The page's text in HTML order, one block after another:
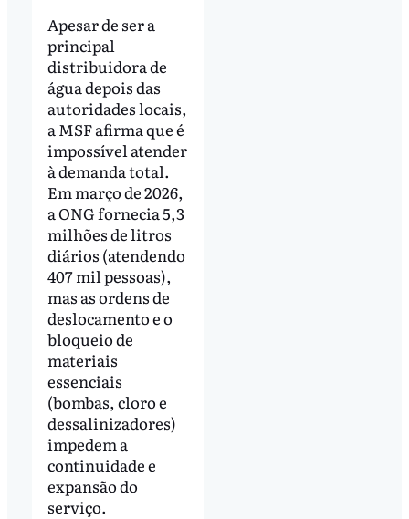
Apesar de ser a
principal
distribuidora de
água depois das
autoridades locais,
a MSF afirma que é
impossível atender
à demanda total.
Em março de 2026,
a ONG fornecia 5,3
milhões de litros
diários (atendendo
407 mil pessoas),
mas as ordens de
deslocamento e o
bloqueio de
materiais
essenciais
(bombas, cloro e
dessalinizadores)
impedem a
continuidade e
expansão do
serviço.